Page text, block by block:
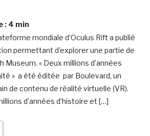
: 4 min
mondiale d’Oculus Rift a publié
permettant d’explorer une partie de
Museum. « Deux millions d’années
» a été éditée par Boulevard, un
de contenu de réalité virtuelle (VR).
d’années d’histoire et […]